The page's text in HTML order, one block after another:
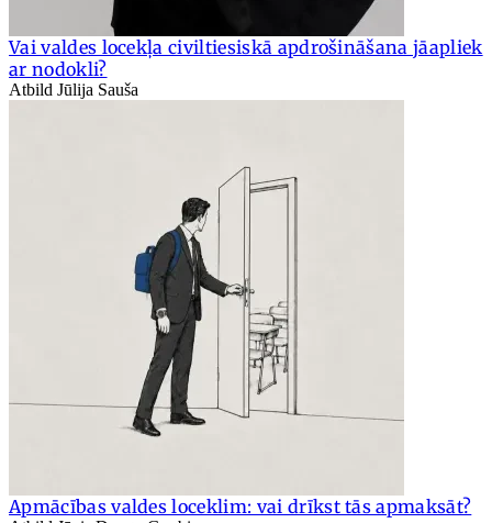
Vai valdes locekļa civiltiesiskā apdrošināšana jāapliek
ar nodokli?
Atbild Jūlija Sauša
Apmācības valdes loceklim: vai drīkst tās apmaksāt?